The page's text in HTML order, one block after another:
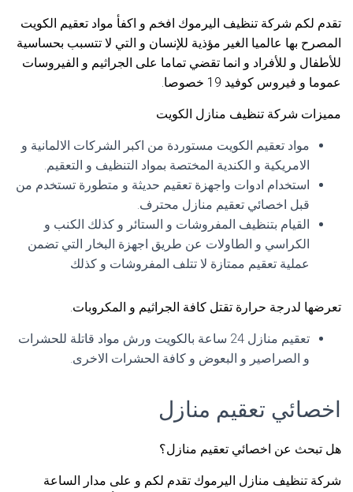
تقدم لكم شركة تنظيف اليرموك افخم و اكفأ مواد تعقيم الكويت
المصرح بها عالميا الغير مؤذية للإنسان و التي لا تتسبب بحساسية
للأطفال و للأفراد و انما تقضي تماما على الجراثيم و الفيروسات
عموما و فيروس كوفيد 19 خصوصا.
مميزات شركة تنظيف منازل الكويت
مواد تعقيم الكويت مستوردة من اكبر الشركات الالمانية و
الامريكية و الكندية المختصة بمواد التنظيف و التعقيم.
استخدام ادوات واجهزة تعقيم حديثة و متطورة تستخدم من
قبل اخصائي تعقيم منازل محترف.
القيام بتنظيف المفروشات و الستائر و كذلك الكنب و
الكراسي و الطاولات عن طريق اجهزة البخار التي تضمن
عملية تعقيم ممتازة لا تتلف المفروشات و كذلك
تعرضها لدرجة حرارة تقتل كافة الجراثيم و المكروبات.
تعقيم منازل 24 ساعة بالكويت ورش مواد قاتلة للحشرات
و الصراصير و البعوض و كافة الحشرات الاخرى.
اخصائي تعقيم منازل
هل تبحث عن اخصائي تعقيم منازل؟
شركة تنظيف منازل اليرموك تقدم لكم و على مدار الساعة